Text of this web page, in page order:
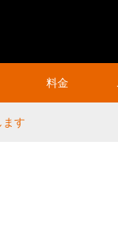
料金
ます